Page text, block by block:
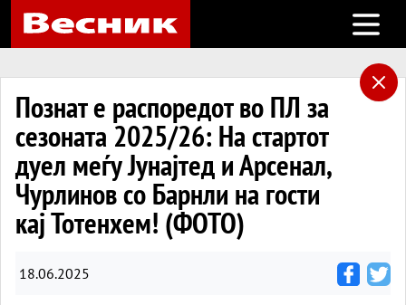
Open
Познат е распоредот во ПЛ за
сезоната 2025/26: На стартот
дуел меѓу Јунајтед и Арсенал,
Чурлинов со Барнли на гости
кај Тотенхем! (ФОТО)
18.06.2025